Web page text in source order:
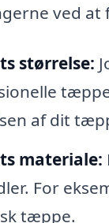
ved
størrelse:
af dit
materiale:
For
tæppe.